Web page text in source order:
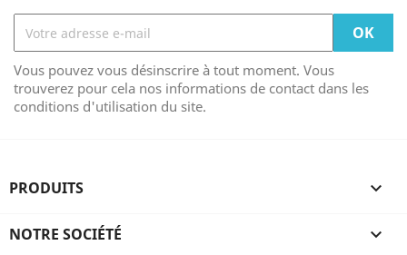
Vous pouvez vous désinscrire à tout moment. Vous
trouverez pour cela nos informations de contact dans les
conditions d'utilisation du site.
PRODUITS 
NOTRE SOCIÉTÉ 